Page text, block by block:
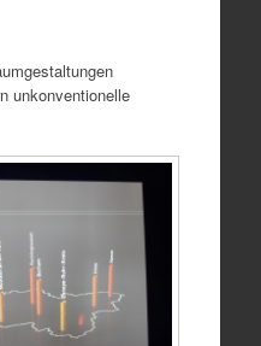
unkonventionelle